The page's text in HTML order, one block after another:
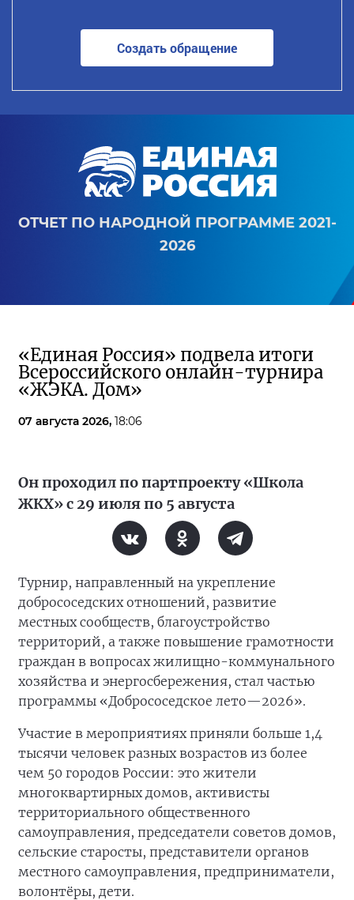
Создать обращение
ОТЧЕТ ПО НАРОДНОЙ ПРОГРАММЕ 2021-
2026
«Единая Россия» подвела итоги
Всероссийского онлайн-турнира
«ЖЭКА. Дом»
07 августа 2026, 18:06
Он проходил по партпроекту «Школа
ЖКХ» с 29 июля по 5 августа
Турнир, направленный на укрепление
добрососедских отношений, развитие
местных сообществ, благоустройство
территорий, а также повышение грамотности
граждан в вопросах жилищно-коммунального
хозяйства и энергосбережения, стал частью
программы «Добрососедское лето—2026».
Участие в мероприятиях приняли больше 1,4
тысячи человек разных возрастов из более
чем 50 городов России: это жители
многоквартирных домов, активисты
территориального общественного
самоуправления, председатели советов домов,
сельские старосты, представители органов
местного самоуправления, предприниматели,
волонтёры, дети.